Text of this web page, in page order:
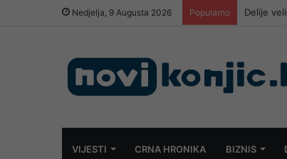
Nedjelja, 9 Augusta 2026 Popularno Sarajevo
VIJESTI CRNA HRONIKA BIZNIS